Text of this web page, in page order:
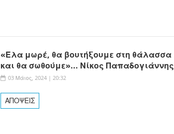
«Έλα μωρέ, θα βουτήξουμε στη θάλασσα
και θα σωθούμε»... Νίκος Παπαδογιάννης
03 Μάιος, 2024 | 20:32
ΑΠΟΨΕΙΣ